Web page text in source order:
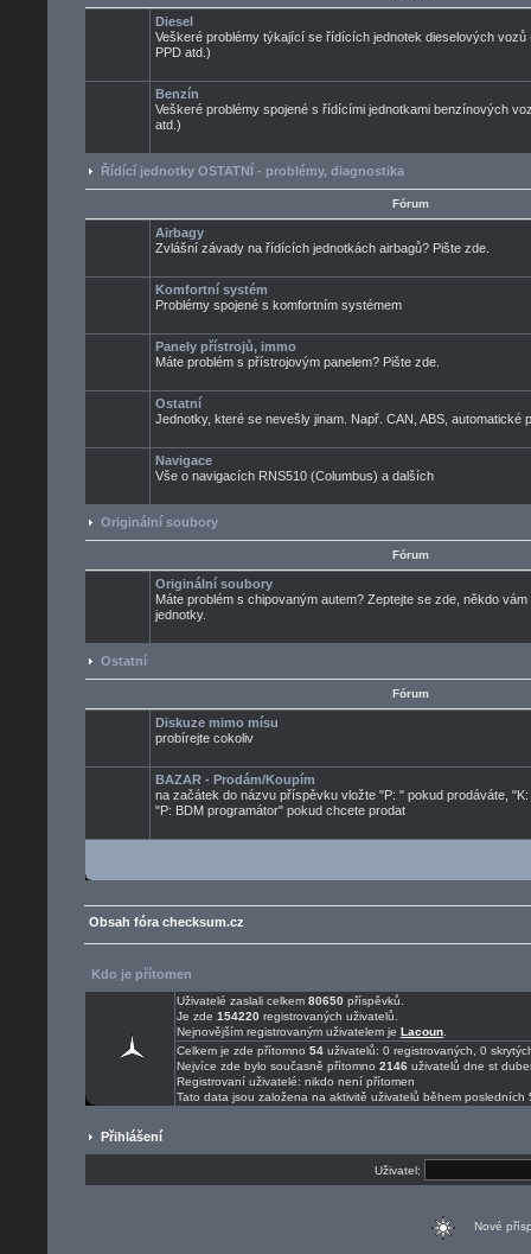
Diesel
Veškeré problémy týkající se řídících jednotek dieselových vozů
PPD atd.)
Benzín
Veškeré problémy spojené s řídícími jednotkami benzínových
atd.)
Řídící jednotky OSTATNÍ - problémy, diagnostika
Fórum
Airbagy
Zvlášní závady na řídících jednotkách airbagů? Pište zde.
Komfortní systém
Problémy spojené s komfortním systémem
Panely přístrojů, immo
Máte problém s přístrojovým panelem? Pište zde.
Ostatní
Jednotky, které se nevešly jinam. Např. CAN, ABS, automatické
Navigace
Vše o navigacích RNS510 (Columbus) a dalších
Originální soubory
Fórum
Originální soubory
Máte problém s chipovaným autem? Zeptejte se zde, někdo
jednotky.
Ostatní
Fórum
Diskuze mimo mísu
probírejte cokoliv
BAZAR - Prodám/Koupím
na začátek do názvu příspěvku vložte "P: " pokud prodáváte,
"P: BDM programátor" pokud chcete prodat
Obsah fóra checksum.cz
Kdo je přítomen
Uživatelé zaslali celkem 80650 příspěvků.
Je zde 154220 registrovaných uživatelů.
Nejnovějším registrovaným uživatelem je Lacoun
Celkem je zde přítomno 54 uživatelů: 0 registrovaných, 0
Nejvíce zde bylo současně přítomno 2146 uživatelů dne st
Registrovaní uživatelé: nikdo není přítomen
Tato data jsou založena na aktivitě uživatelů během posledních
Přihlášení
Uživatel:
Nové